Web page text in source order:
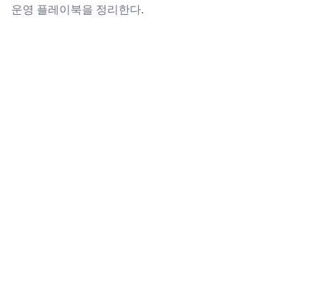
운영 플레이북을 정리한다.